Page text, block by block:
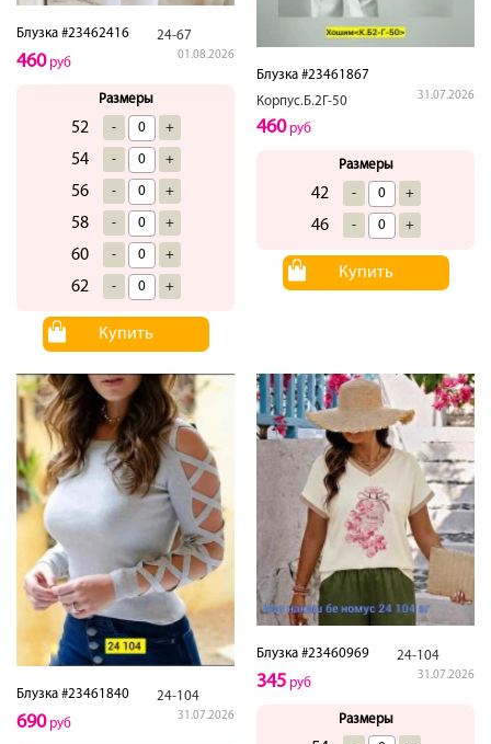
Блузка #23462416 24-67
01.08.2026
460руб
Размеры
52 - +
54 - +
56 - +
58 - +
60 - +
62 - +
Купить
Блузка #23461867
Корпус.Б.2Г-50
31.07.2026
460руб
Размеры
42 - +
46 - +
Купить
Блузка #23461840 24-104
31.07.2026
690руб
Блузка #23460969 24-104
31.07.2026
345 руб
Размеры